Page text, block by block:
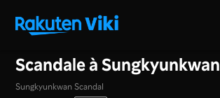
Scandale à Sungkyunkwan
Sungkyunkwan Scandal